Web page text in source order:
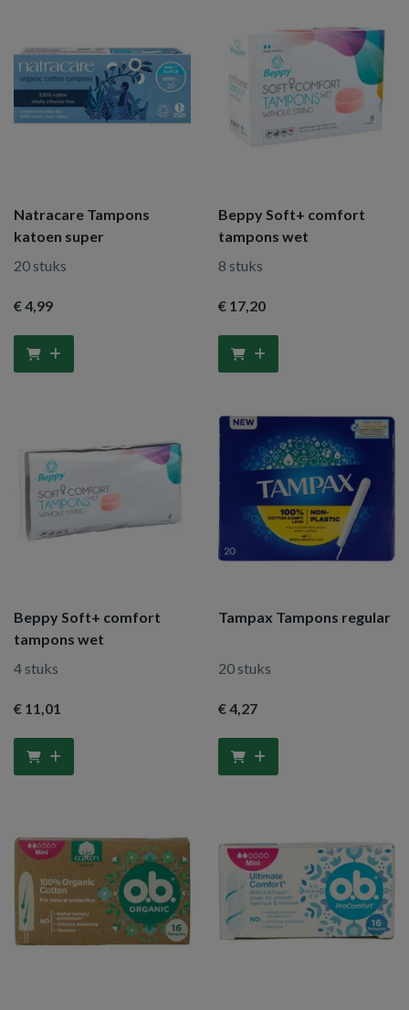
Natracare Tampons
katoen super
20 stuks
€ 4,99
Beppy Soft+ comfort
tampons wet
8 stuks
€ 17,20
Beppy Soft+ comfort
tampons wet
4 stuks
€ 11,01
Tampax Tampons regular
20 stuks
€ 4,27